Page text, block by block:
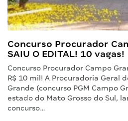
Concurso Procurador
SAIU O EDITAL! 10 vagas!
Concurso Procurador Campo
R$ 10 mil! A Procuradoria Geral
Grande (concurso PGM Campo
estado do Mato Grosso do Sul,
concurso…